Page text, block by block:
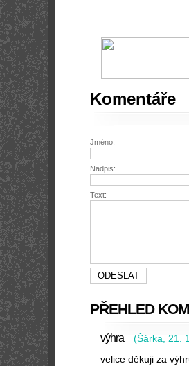
Komentáře
Jméno:
Nadpis:
Text:
PŘEHLED
výhra (Šárka 21.
velice děkuji za